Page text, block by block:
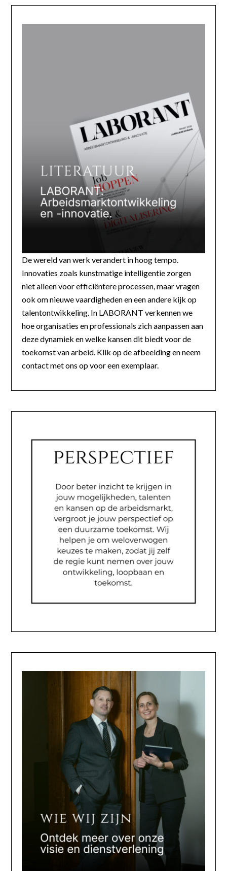
De wereld van werk verandert in hoog tempo.
Innovaties zoals kunstmatige intelligentie zorgen
niet alleen voor efficiëntere processen, maar vragen
ook om nieuwe vaardigheden en een andere kijk op
talentontwikkeling. In LABORANT verkennen we
hoe organisaties en professionals zich aanpassen aan
deze dynamiek en welke kansen dit biedt voor de
toekomst van arbeid. Klik op de afbeelding en neem
contact met ons op voor een exemplaar.